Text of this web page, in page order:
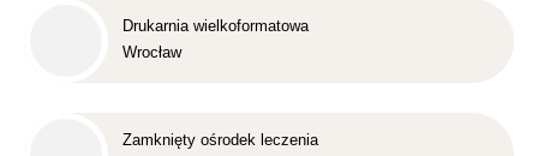
Drukarnia wielkoformatowa
Wrocław
Zamknięty ośrodek leczenia